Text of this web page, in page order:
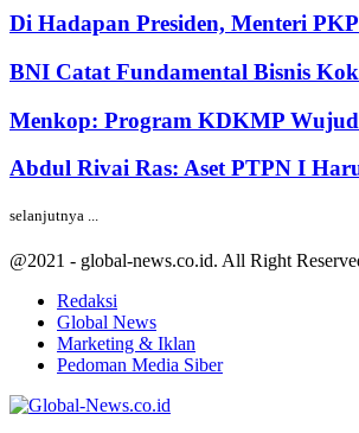
Di Hadapan Presiden, Menteri
BNI Catat Fundamental Bisnis
Menkop: Program KDKMP
Abdul Rivai Ras: Aset PTPN I
selanjutnya ...
@2021 - global-news.co.id. All Right
Redaksi
Global News
Marketing & Iklan
Pedoman Media Siber